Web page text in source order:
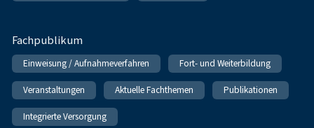
Fachpublikum
Einweisung / Aufnahmeverfahren Fort- und Weiterbildung
Veranstaltungen Aktuelle Fachthemen Publikationen
Integrierte Versorgung